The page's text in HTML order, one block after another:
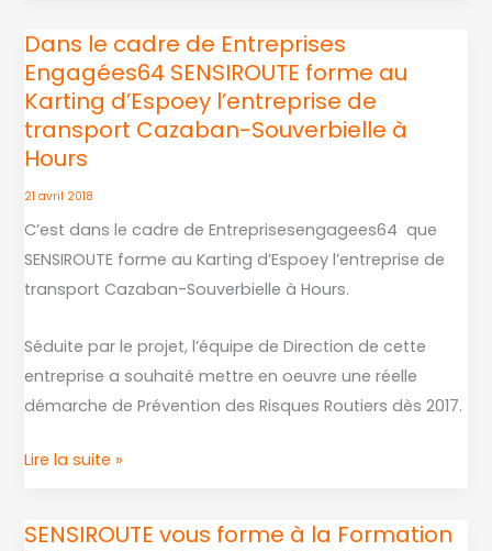
les
les
4
et
2019
et
3
4
juin
2019
janvier
Dans le cadre de Entreprises
Engagées64 SENSIROUTE forme au
Karting d’Espoey l’entreprise de
transport Cazaban-Souverbielle à
Hours
21 avril 2018
C’est dans le cadre de Entreprisesengagees64 que
SENSIROUTE forme au Karting d’Espoey l’entreprise de
transport Cazaban-Souverbielle à Hours.
Séduite par le projet, l’équipe de Direction de cette
entreprise a souhaité mettre en oeuvre une réelle
démarche de Prévention des Risques Routiers dès 2017.
Dans
le
cadre
de
Entreprises
Engagées64
SENSIROUTE
forme
au
d’Espoey
l’entreprise
de
Cazaban-
Lire la suite »
SENSIROUTE vous forme à la Formation
SENSIROUTE